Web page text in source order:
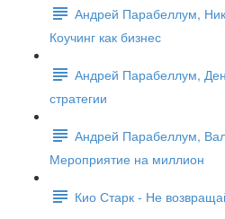
Андрей Парабеллум,
Коучинг как бизнес
Андрей Парабеллум,
стратегии
Андрей Парабеллум,
Мероприятие на миллион
Кио Старк - Не